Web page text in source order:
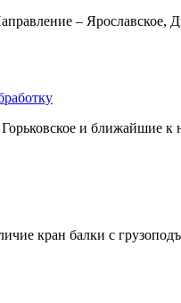
– Ярославское,
и ближайшие к
кран балки с